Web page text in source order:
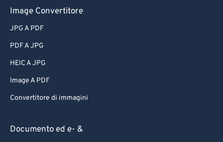
Image Convertitore
JPG A PDF
PDF A JPG
HEIC A JPG
Image A PDF
Convertitore di immagini
Documento ed e- &